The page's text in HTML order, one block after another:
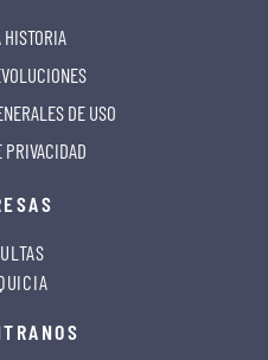
HISTORIA
DE USO